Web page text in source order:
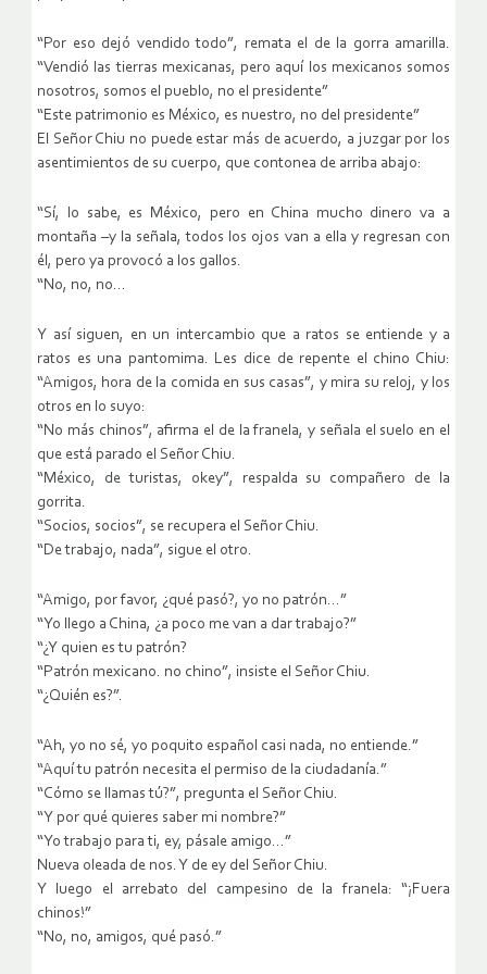
“Por eso dejó vendido todo”, remata el de la gorra amarilla.
“Vendió las tierras mexicanas, pero aquí los mexicanos somos
nosotros, somos el pueblo, no el presidente”
“Este patrimonio es México, es nuestro, no del presidente”
El Señor Chiu no puede estar más de acuerdo, a juzgar por los
asentimientos de su cuerpo, que contonea de arriba abajo:
“Sí, lo sabe, es México, pero en China mucho dinero va a
montaña –y la señala, todos los ojos van a ella y regresan con
él, pero ya provocó a los gallos.
“No, no, no…
Y así siguen, en un intercambio que a ratos se entiende y a
ratos es una pantomima. Les dice de repente el chino Chiu:
“Amigos, hora de la comida en sus casas”, y mira su reloj, y los
otros en lo suyo:
“No más chinos”, afirma el de la franela, y señala el suelo en el
que está parado el Señor Chiu.
“México, de turistas, okey”, respalda su compañero de la
gorrita.
“Socios, socios”, se recupera el Señor Chiu.
“De trabajo, nada”, sigue el otro.
“Amigo, por favor, ¿qué pasó?, yo no patrón…”
“Yo llego a China, ¿a poco me van a dar trabajo?”
“¿Y quien es tu patrón?
“Patrón mexicano. no chino”, insiste el Señor Chiu.
“¿Quién es?”.
“Ah, yo no sé, yo poquito español casi nada, no entiende.”
“Aquí tu patrón necesita el permiso de la ciudadanía.”
“Cómo se llamas tú?”, pregunta el Señor Chiu.
“Y por qué quieres saber mi nombre?”
“Yo trabajo para ti, ey, pásale amigo…”
Nueva oleada de nos. Y de ey del Señor Chiu.
Y luego el arrebato del campesino de la franela: “¡Fuera
chinos!”
“No, no, amigos, qué pasó.”